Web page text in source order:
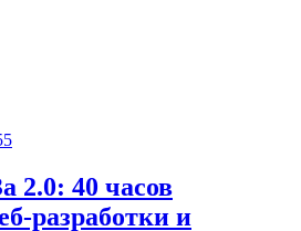
2.0: 40 часов
разработки и